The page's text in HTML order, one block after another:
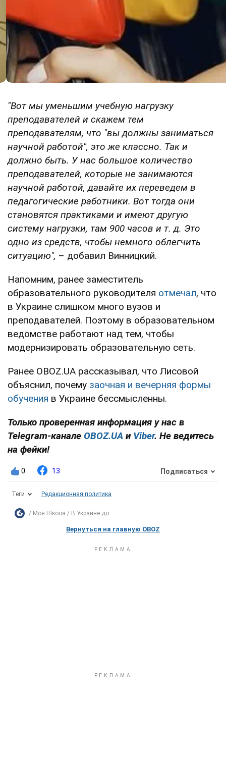
"Вот мы уменьшим учебную нагрузку
преподавателей и скажем тем
преподавателям, что "вы должны заниматься
научной работой", это же классно. Так и
должно быть. У нас большое количество
преподавателей, которые не занимаются
научной работой, давайте их переведем в
педагогические работники. Вот тогда они
становятся практиками и имеют другую
систему нагрузки, там 900 часов и т. д. Это
одно из средств, чтобы немного облегчить
ситуацию", – добавил Винницкий.
Напомним, ранее заместитель
образовательного руководителя отмечал, что
в Украине слишком много вузов и
преподавателей. Поэтому в образовательном
ведомстве работают над тем, чтобы
модернизировать образовательную сеть.
Ранее OBOZ.UA рассказывал, что Лисовой
объяснил, почему заочная и вечерняя формы
обучения в Украине бессмысленны.
Только проверенная информация у нас в
Telegram-канале OBOZ.UA и Viber. Не ведитесь
на фейки!
0 13 Подписаться
Теги Редакционная политика
Моя Школа В Украине до...
Вернуться на главную OBOZ